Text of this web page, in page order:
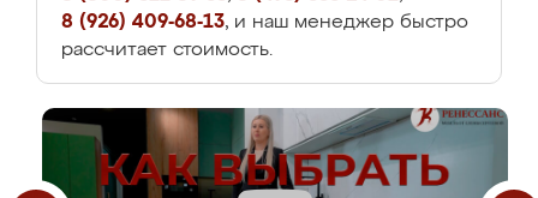
8 (926) 409-68-13, и наш менеджер быстро
рассчитает стоимость.